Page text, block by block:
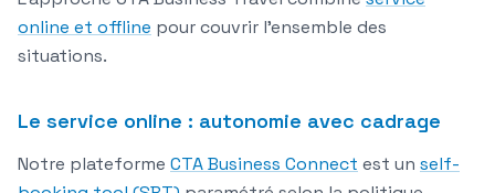
online et offline pour couvrir l'ensemble des
situations.
Le service online : autonomie avec cadrage
Notre plateforme CTA Business Connect est un self-